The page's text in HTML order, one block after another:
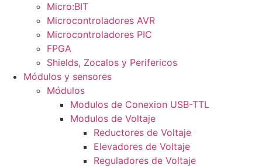
Micro:BIT
Microcontroladores AVR
Microcontroladores PIC
FPGA
Shields, Zocalos y Perifericos
Módulos y sensores
Módulos
Modulos de Conexion USB-TTL
Modulos de Voltaje
Reductores de Voltaje
Elevadores de Voltaje
Reguladores de Voltaje